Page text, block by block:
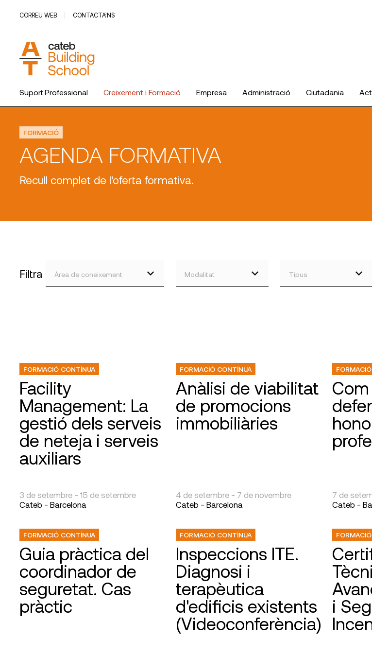
CORREU WEB CONTACTA’NS
Suport Professional Creixement i Formació Empresa Administració Ciutadania
FORMACIÓ
AGENDA FORMATIVA
Recull complet de l'oferta formativa.
Filtra Àrea de coneixement Modalitat Tipus
FORMACIÓ CONTÍNUA
Facility
Management: La
gestió dels serveis
de neteja i serveis
auxiliars
3 de setembre - 15 de setembre
Cateb - Barcelona
FORMACIÓ CONTÍNUA
Anàlisi de viabilitat
de promocions
immobiliàries
4 de setembre - 7 de novembre
Cateb - Barcelona
7 de
Cateb -
FORMACIÓ CONTÍNUA
Guia pràctica del
coordinador de
seguretat. Cas
pràctic
FORMACIÓ CONTÍNUA
Inspeccions ITE.
Diagnosi i
terapèutica
d'edificis existents
(Videoconferència)
i